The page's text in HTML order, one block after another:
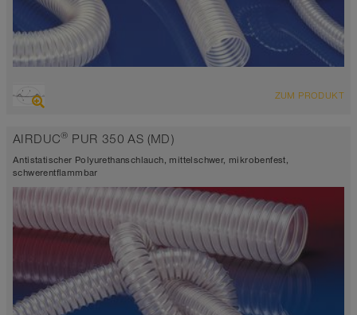
hoch abriebfester Saugschlauch + Druckschlauch,
antistatisch < 10⁹
Wandstärke ca. 0,6 mm
-40°C bis 90°C (125°C)
ZUM PRODUKT
AIRDUC® PUR 350 AS (MD)
Antistatischer Polyurethanschlauch, mittelschwer, mikrobenfest,
schwerentflammbar